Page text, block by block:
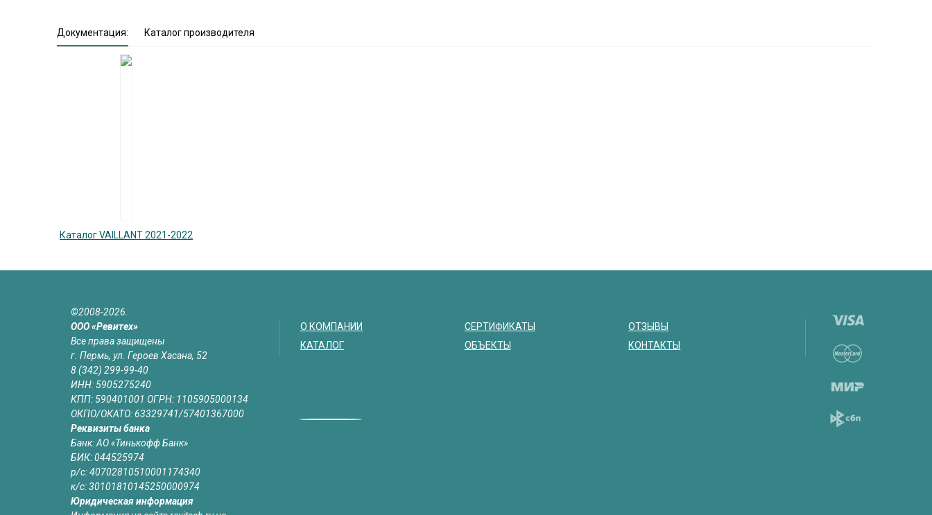
Документация: Каталог производителя
Каталог VAILLANT 2021-2022
©2008-2026.
ООО «Ревитех»
Все права защищены
г. Пермь, ул. Героев Хасана, 52
8 (342) 299-99-40
ИНН: 5905275240
КПП: 590401001 ОГРН: 1105905000134
ОКПО/ОКАТО: 63329741/57401367000
Реквизиты банка
Банк: АО «Тинькофф Банк»
БИК: 044525974
р/с: 40702810510001174340
к/с: 30101810145250000974
Юридическая информация
О КОМПАНИИ
КАТАЛОГ
СЕРТИФИКАТЫ
ОБЪЕКТЫ
ОТЗЫВЫ
КОНТАКТЫ